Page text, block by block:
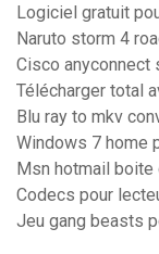
Logiciel gratuit
Naruto storm 4
Cisco anyconnect
Télécharger total
Blu ray to mkv
Windows 7 home
Msn hotmail
Codecs pour
Jeu gang beasts